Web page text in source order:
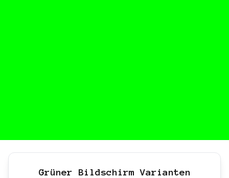
Grüner Bildschirm Varianten